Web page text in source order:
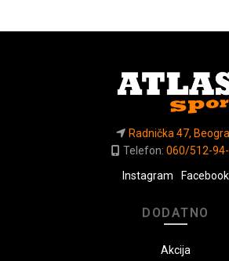
Radnička 47,
Telefon: 060/512-
Instagram
Facebook
DODATNO
Akcija